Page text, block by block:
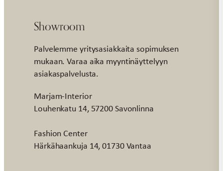
Showroom
Palvelemme yritysasiakkaita sopimuksen
mukaan. Varaa aika myyntinäyttelyyn
asiakaspalvelusta.
Marjam-Interior
Louhenkatu 14, 57200 Savonlinna
Fashion Center
Härkähaankuja 14, 01730 Vantaa